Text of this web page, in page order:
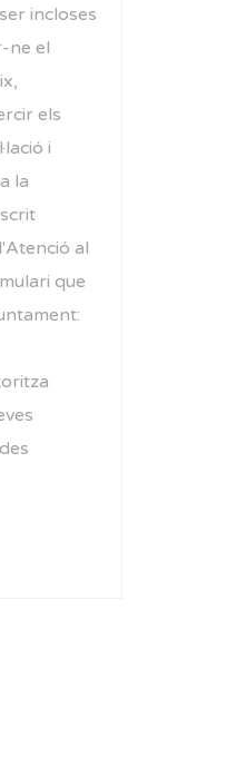
incloses
ne el
els
i
la
al
que